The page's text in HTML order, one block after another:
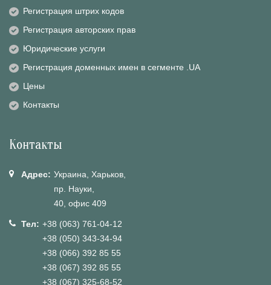
Регистрация штрих кодов
Регистрация авторских прав
Юридические услуги
Регистрация доменных имен в сегменте .UA
Цены
Контакты
Контакты
Адрес: Украина, Харьков,
пр. Науки,
40, офис 409
Тел: +38 (063) 761-04-12
+38 (050) 343-34-94
+38 (066) 392 85 55
+38 (067) 392 85 55
+38 (067) 325-68-52